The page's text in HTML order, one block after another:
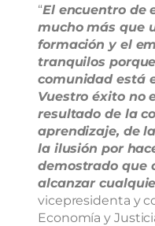
“El encuentro de
mucho más que
formación y el
tranquilos
comunidad está
Vuestro éxito no
resultado de la
aprendizaje, de
la ilusión por
demostrado que
alcanzar
vicepresidenta y
Economía y